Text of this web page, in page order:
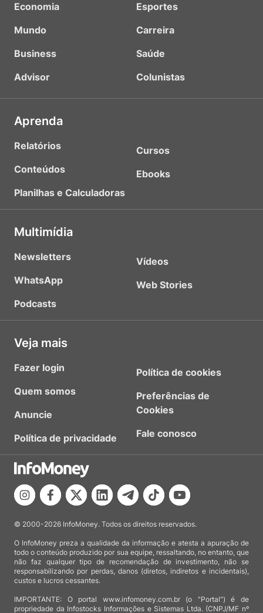
Economia
Mundo
Business
Advisor
Esportes
Carreira
Saúde
Colunistas
Aprenda
Relatórios
Conteúdos
Planilhas e Calculadoras
Cursos
Ebooks
Multimídia
Newsletters
WhatsApp
Podcasts
Vídeos
Web Stories
Veja mais
Fazer login
Quem somos
Anuncie
Política de privacidade
Política de cookies
Preferências de
Cookies
Fale conosco
© 2000-2026 InfoMoney. Todos os direitos reservados.
O InfoMoney preza a qualidade da informação e atesta a apuração de
todo o conteúdo produzido por sua equipe, ressaltando, no entanto, que
não faz qualquer tipo de recomendação de investimento, não se
responsabilizando por perdas, danos (diretos, indiretos e incidentais),
custos e lucros cessantes.
IMPORTANTE: O portal www.infomoney.com.br (o "Portal") é de
propriedade da Infostocks Informações e Sistemas Ltda. (CNPJ/MF nº